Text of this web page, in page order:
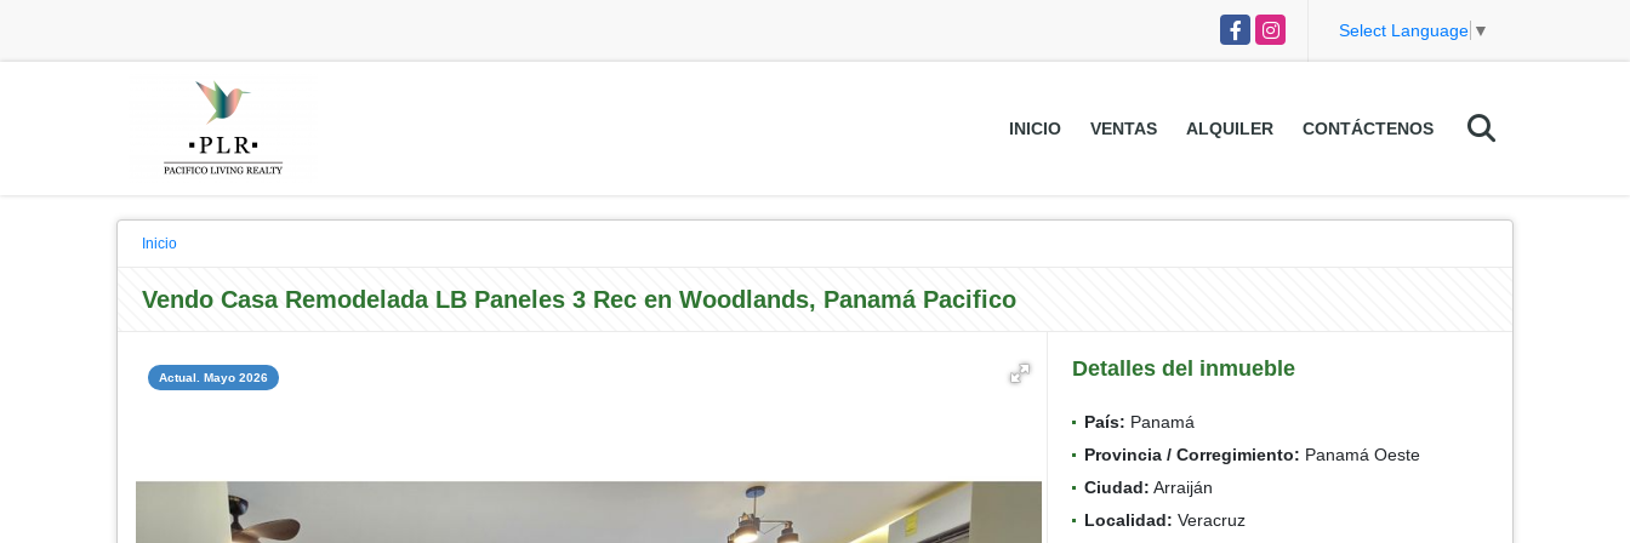
FacebookInstagram Select Language ▼
INICIO VENTAS ALQUILER CONTÁCTENOS
Inicio
Vendo Casa Remodelada LB Paneles 3 Rec en Woodlands, Panamá Pacifico
Actual. Mayo 2026 Detalles del inmueble
País: Panamá
Provincia / Corregimiento: Panamá Oeste
Ciudad: Arraiján
Localidad: Veracruz